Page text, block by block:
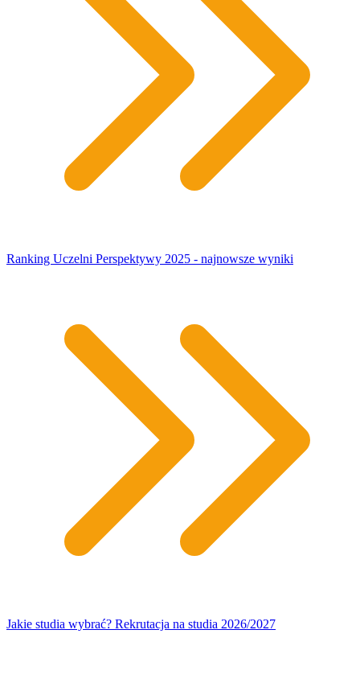
Ranking Uczelni Perspektywy 2025 - najnowsze wyniki
Jakie studia wybrać? Rekrutacja na studia 2026/2027